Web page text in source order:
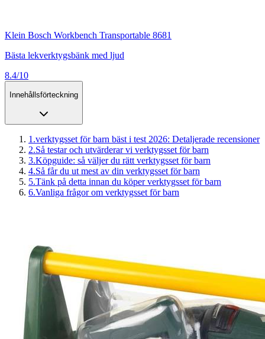
Klein Bosch Workbench Transportable 8681
Bästa lekverktygsbänk med ljud
8.4/10
Innehållsförteckning
1 .verktygsset för barn bäst i test 2026: Detaljerade recensioner
2.Så testar och utvärderar vi verktygsset för barn
3.Köpguide: så väljer du rätt verktygsset för barn
4.Så får du ut mest av din verktygsset för barn
5.Tänk på detta innan du köper verktygsset för barn
6.Vanliga frågor om verktygsset för barn